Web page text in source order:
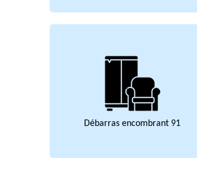
Débarras encombrant 91